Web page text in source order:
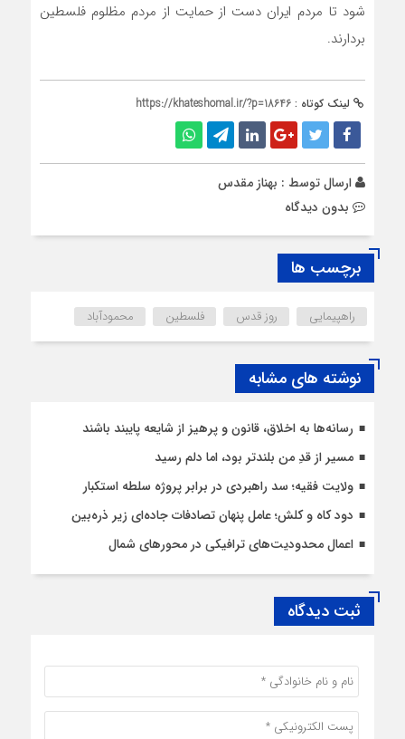
شود تا مردم ایران دست از حمایت از مردم مظلوم فلسطین
بردارند.
لینک کوتاه : https://khateshomal.ir/?p=18646
ارسال توسط : بهناز مقدس
بدون دیدگاه
برچسب ها
راهپیمایی روز قدس فلسطین محمودآباد
نوشته های مشابه
رسانه‌ها به اخلاق، قانون و پرهیز از شایعه پایبند باشند
مسیر از قدِ من بلندتر بود، اما دلم رسید
ولایت فقیه؛ سد راهبردی در برابر پروژه سلطه استکبار
دود کاه و کلش؛ عامل پنهان تصادفات جاده‌ای زیر ذره‌بین
اعمال محدودیت‌‌های ترافیکی در محورهای شمال
ثبت دیدگاه